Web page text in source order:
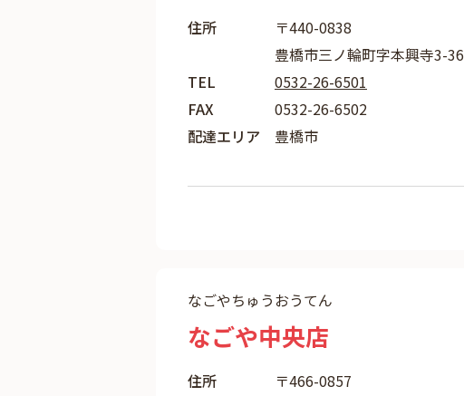
住所
〒440-0838
豊橋市三ノ輪町字本興寺3-36
TEL
0532-26-6501
FAX
0532-26-6502
配達エリア
豊橋市
なごやちゅうおうてん
なごや中央店
住所
〒466-0857